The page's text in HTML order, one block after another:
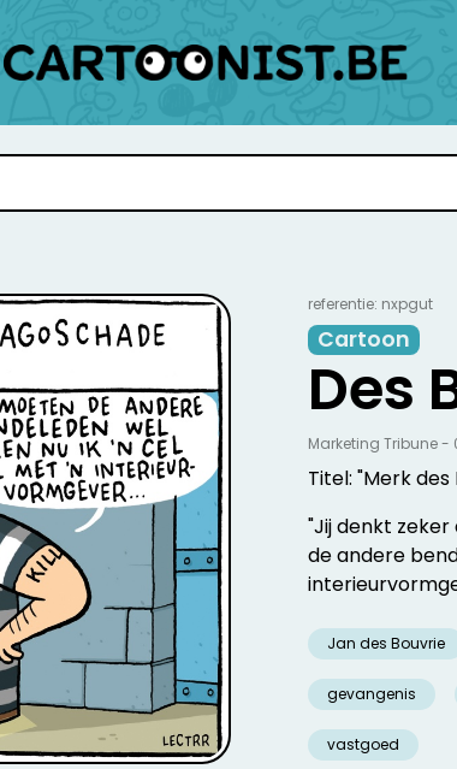
referentie: nxpgut
Cartoon
Des
Titel: "Merk
"Jij denkt
de andere
Jan des Bouvrie
gevangenis
vastgoed
Marketing Tribune -